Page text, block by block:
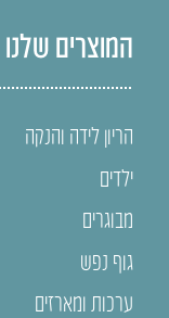
המוצרים שלנו
הריון לידה והנקה
ילדים
מבוגרים
גוף נפש
ערכות ומארזים